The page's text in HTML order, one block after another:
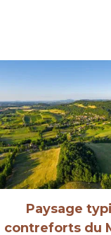
Paysage
contreforts du